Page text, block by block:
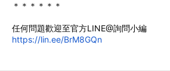
＊＊＊＊＊＊
任何問題歡迎至官方LINE@詢問小編
https://lin.ee/BrM8GQn